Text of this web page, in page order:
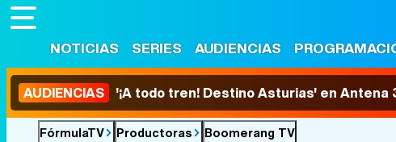
NOTICIAS SERIES AUDIENCIAS
AUDIENCIAS '¡A todo tren! Destino Asturias' en
FórmulaTV Productoras Boomerang TV